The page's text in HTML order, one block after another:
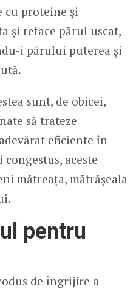
cu proteine și
și reface părul uscat,
i părului puterea și
sunt, de obicei,
să trateze
eficiente în
aceste
mătreața, mătrășeala
pentru
de îngrijire a